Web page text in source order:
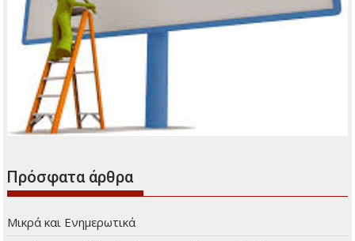
Πρόσφατα άρθρα
Μικρά και Ενημερωτικά